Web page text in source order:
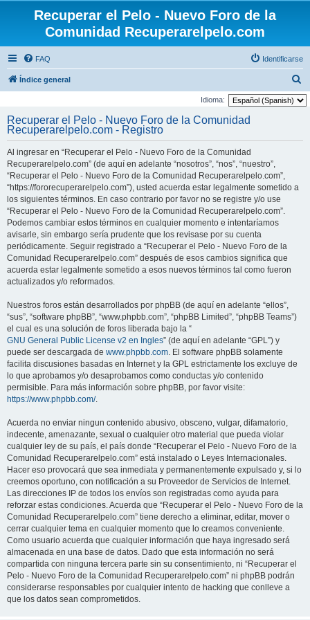
Recuperar el Pelo - Nuevo Foro de la
Comunidad Recuperarelpelo.com
FAQ Identificarse
Índice general
u
Idioma:
Recuperar el Pelo - Nuevo Foro de la Comunidad
Recuperarelpelo.com - Registro
Al ingresar en “Recuperar el Pelo - Nuevo Foro de la Comunidad
Recuperarelpelo.com” (de aquí en adelante “nosotros”, “nos”, “nuestro”,
“Recuperar el Pelo - Nuevo Foro de la Comunidad Recuperarelpelo.com”,
“https://fororecuperarelpelo.com”), usted acuerda estar legalmente sometido a
los siguientes términos. En caso contrario por favor no se registre y/o use
“Recuperar el Pelo - Nuevo Foro de la Comunidad Recuperarelpelo.com”.
Podemos cambiar estos términos en cualquier momento e intentaríamos
avisarle, sin embargo sería prudente que los revisase por su cuenta
periódicamente. Seguir registrado a “Recuperar el Pelo - Nuevo Foro de la
Comunidad Recuperarelpelo.com” después de esos cambios significa que
acuerda estar legalmente sometido a esos nuevos términos tal como fueron
actualizados y/o reformados.
Nuestros foros están desarrollados por phpBB (de aquí en adelante “ellos”,
“sus”, “software phpBB”, “www.phpbb.com”, “phpBB Limited”, “phpBB Teams”)
el cual es una solución de foros liberada bajo la “
GNU General Public License v2 en Ingles” (de aquí en adelante “GPL”) y
puede ser descargada de www.phpbb.com. El software phpBB solamente
facilita discusiones basadas en Internet y la GPL estrictamente los excluye de
lo que aprobamos y/o desaprobamos como conductas y/o contenido
permisible. Para más información sobre phpBB, por favor visite:
https://www.phpbb.com/.
Acuerda no enviar ningun contenido abusivo, obsceno, vulgar, difamatorio,
indecente, amenazante, sexual o cualquier otro material que pueda violar
cualquier ley de su país, el país donde “Recuperar el Pelo - Nuevo Foro de la
Comunidad Recuperarelpelo.com” está instalado o Leyes Internacionales.
Hacer eso provocará que sea inmediata y permanentemente expulsado y, si lo
creemos oportuno, con notificación a su Proveedor de Servicios de Internet.
Las direcciones IP de todos los envíos son registradas como ayuda para
reforzar estas condiciones. Acuerda que “Recuperar el Pelo - Nuevo Foro de la
Comunidad Recuperarelpelo.com” tiene derecho a eliminar, editar, mover o
cerrar cualquier tema en cualquier momento que lo creamos conveniente.
Como usuario acuerda que cualquier información que haya ingresado será
almacenada en una base de datos. Dado que esta información no será
compartida con ninguna tercera parte sin su consentimiento, ni “Recuperar el
Pelo - Nuevo Foro de la Comunidad Recuperarelpelo.com” ni phpBB podrán
considerarse responsables por cualquier intento de hacking que conlleve a
que los datos sean comprometidos.